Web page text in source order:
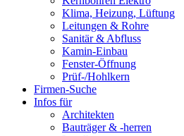
Klima, Heizung, Lüftung
Leitungen & Rohre
Sanitär & Abfluss
Kamin-Einbau
Fenster-Öffnung
Prüf-/Hohlkern
Firmen-Suche
Infos für
Architekten
Bauträger & -herren